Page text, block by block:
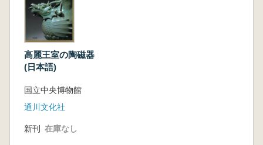
高麗王室の陶磁器
(日本語)
国立中央博物館
通川文化社
新刊 在庫なし